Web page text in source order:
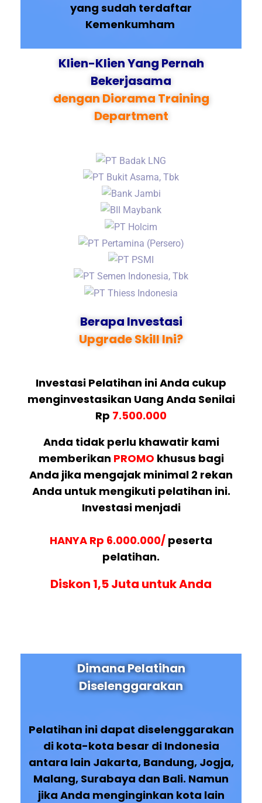
yang sudah terdaftar
Kemenkumham
Klien-Klien Yang Pernah
Bekerjasama
dengan Diorama Training
Department
Berapa Investasi
Upgrade Skill Ini?
Investasi Pelatihan ini Anda cukup
menginvestasikan Uang Anda Senilai
Rp 7.500.000
Anda tidak perlu khawatir kami
memberikan PROMO khusus bagi
Anda jika mengajak minimal 2 rekan
Anda untuk mengikuti pelatihan ini.
Investasi menjadi
HANYA Rp 6.000.000/ peserta
pelatihan.
Diskon 1,5 Juta untuk Anda
Dimana Pelatihan
Diselenggarakan
Pelatihan ini dapat diselenggarakan
di kota-kota besar di Indonesia
antara lain Jakarta, Bandung, Jogja,
Malang, Surabaya dan Bali. Namun
jika Anda menginginkan kota lain